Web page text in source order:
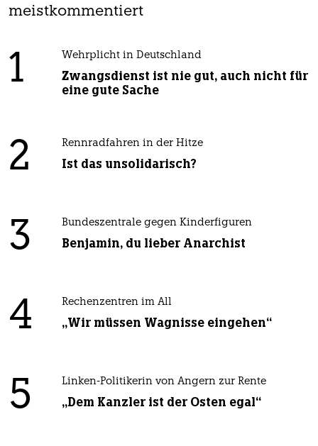
meistkommentiert
1 Wehrplicht in Deutschland
Zwangsdienst ist nie gut, auch nicht für
eine gute Sache
2 Rennradfahren in der Hitze
Ist das unsolidarisch?
3 Bundeszentrale gegen Kinderfiguren
Benjamin, du lieber Anarchist
4 Rechenzentren im All
„Wir müssen Wagnisse eingehen“
5 Linken-Politikerin von Angern zur Rente
„Dem Kanzler ist der Osten egal“